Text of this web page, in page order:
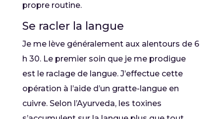
propre routine.
Se racler la langue
Je me lève généralement aux alentours de 6
h 30. Le premier soin que je me prodigue
est le raclage de langue. J’effectue cette
opération à l’aide d’un gratte-langue en
cuivre. Selon l’Ayurveda, les toxines